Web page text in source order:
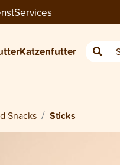
Services
Katzenfutter
Snacks Sticks